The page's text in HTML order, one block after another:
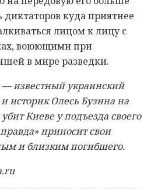
диктаторов куда приятнее
лицом к лицу с
воюющими при
в мире разведки.
— известный украинский
историк Олесь Бузина на
Киеве у подъезда своего
приносит свои
и близким погибшего.